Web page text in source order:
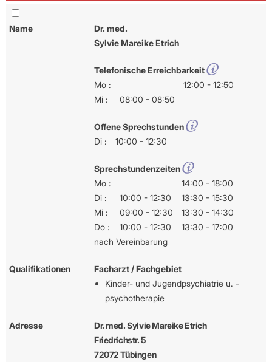
Name
Dr. med.
Sylvie Mareike Etrich
Telefonische Erreichbarkeit
Mo :
12:00 - 12:50
Mi :
08:00 - 08:50
Offene Sprechstunden
Di :
10:00 - 12:30
Sprechstundenzeiten
Mo :
14:00 - 18:00
Di :
10:00 - 12:30
13:30 - 15:30
Mi :
09:00 - 12:30
13:30 - 14:30
Do :
10:00 - 12:30
13:30 - 17:00
nach Vereinbarung
Qualifikationen
Facharzt / Fachgebiet
Kinder- und Jugendpsychiatrie u. -
psychotherapie
Adresse
Dr. med. Sylvie Mareike Etrich
Friedrichstr. 5
72072 Tübingen